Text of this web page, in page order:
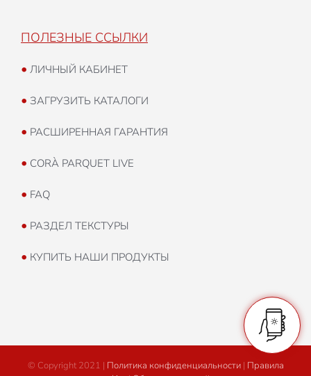
ПОЛЕЗНЫЕ ССЫЛКИ
• ЛИЧНЫЙ КАБИНЕТ
• ЗАГРУЗИТЬ КАТАЛОГИ
• РАСШИРЕННАЯ ГАРАНТИЯ
• CORÀ PARQUET LIVE
• FAQ
• РАЗДЕЛ ТЕКСТУРЫ
• КУПИТЬ НАШИ ПРОДУКТЫ
© Copyright 2021 | Политика конфиденциальности| Правила